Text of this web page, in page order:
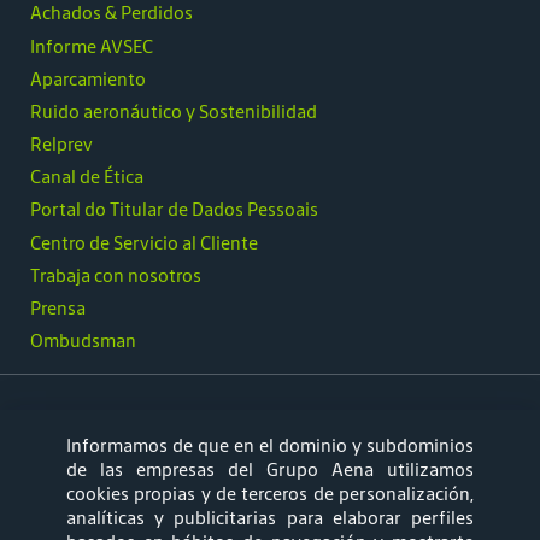
Ombudsman
Achados & Perdidos
Informe AVSEC
Aparcamiento
Ruido aeronáutico y Sostenibilidad
Relprev
Canal de Ética
Portal do Titular de Dados Pessoais
Centro de Servicio al Cliente
Trabaja con nosotros
Prensa
síguenos
Informamos de que en el dominio y subdominios
de las empresas del Grupo Aena utilizamos
cookies propias y de terceros de personalización,
analíticas y publicitarias para elaborar perfiles